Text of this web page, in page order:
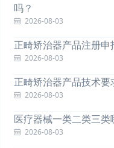
吗？
2026-08-03
正畸矫治器产品注册
2026-08-03
正畸矫治器产品技术要
2026-08-03
医疗器械一类二类三类
2026-08-03